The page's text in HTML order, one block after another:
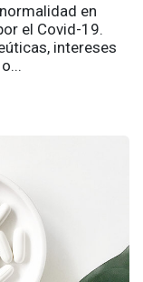
en
el Covid-19.
intereses